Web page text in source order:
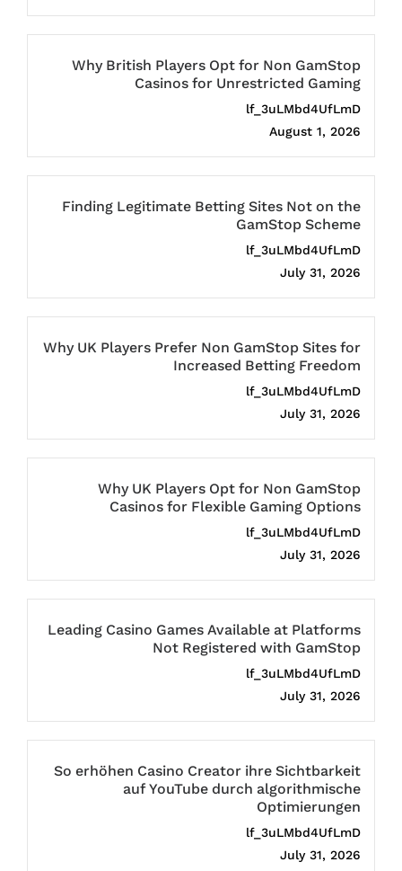
Why British Players Opt for Non GamStop
Casinos for Unrestricted Gaming
lf_3uLMbd4UfLmD
August 1, 2026
Finding Legitimate Betting Sites Not on the
GamStop Scheme
lf_3uLMbd4UfLmD
July 31, 2026
Why UK Players Prefer Non GamStop Sites for
Increased Betting Freedom
lf_3uLMbd4UfLmD
July 31, 2026
Why UK Players Opt for Non GamStop
Casinos for Flexible Gaming Options
lf_3uLMbd4UfLmD
July 31, 2026
Leading Casino Games Available at Platforms
Not Registered with GamStop
lf_3uLMbd4UfLmD
July 31, 2026
So erhöhen Casino Creator ihre Sichtbarkeit
auf YouTube durch algorithmische
Optimierungen
lf_3uLMbd4UfLmD
July 31, 2026